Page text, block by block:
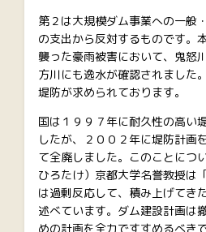
第２は大規模ダム事業への一般
の支出から反対するものです。
襲った豪雨被害において、鬼怒
方川にも逸水が確認されました
堤防が求められております。
国は１９９７年に耐久性の高い
したが、２００２年に堤防計画
て全廃しました。このことにつ
ひろたけ）京都大学名誉教授は
は過剰反応して、積み上げてき
述べています。ダム建設計画は
めの計画を全力ですすめるべき